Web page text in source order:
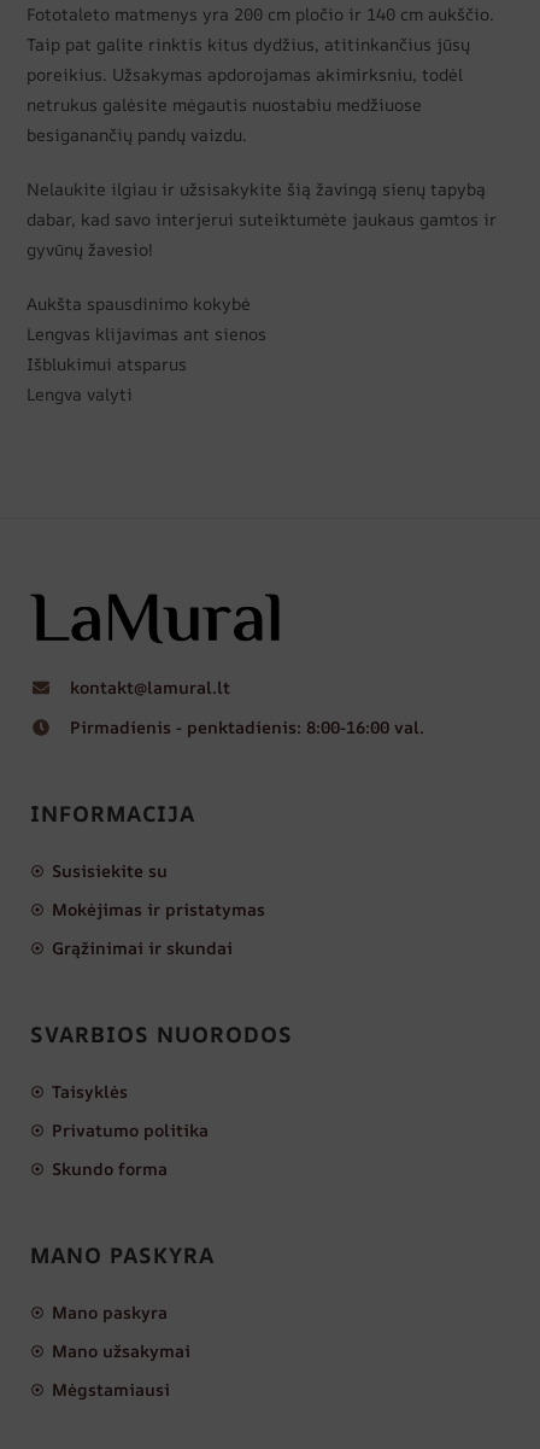
Fototaleto matmenys yra 200 cm pločio ir 140 cm aukščio.
Taip pat galite rinktis kitus dydžius, atitinkančius jūsų
poreikius. Užsakymas apdorojamas akimirksniu, todėl
netrukus galėsite mėgautis nuostabiu medžiuose
besiganančių pandų vaizdu.
Nelaukite ilgiau ir užsisakykite šią žavingą sienų tapybą
dabar, kad savo interjerui suteiktumėte jaukaus gamtos ir
gyvūnų žavesio!
Aukšta spausdinimo kokybė
Lengvas klijavimas ant sienos
Išblukimui atsparus
Lengva valyti
kontakt@lamural.lt
Pirmadienis - penktadienis: 8:00-16:00 val.
INFORMACIJA
Susisiekite su
Mokėjimas ir pristatymas
Grąžinimai ir skundai
SVARBIOS NUORODOS
Taisyklės
Privatumo politika
Skundo forma
MANO PASKYRA
Mano paskyra
Mano užsakymai
Mėgstamiausi